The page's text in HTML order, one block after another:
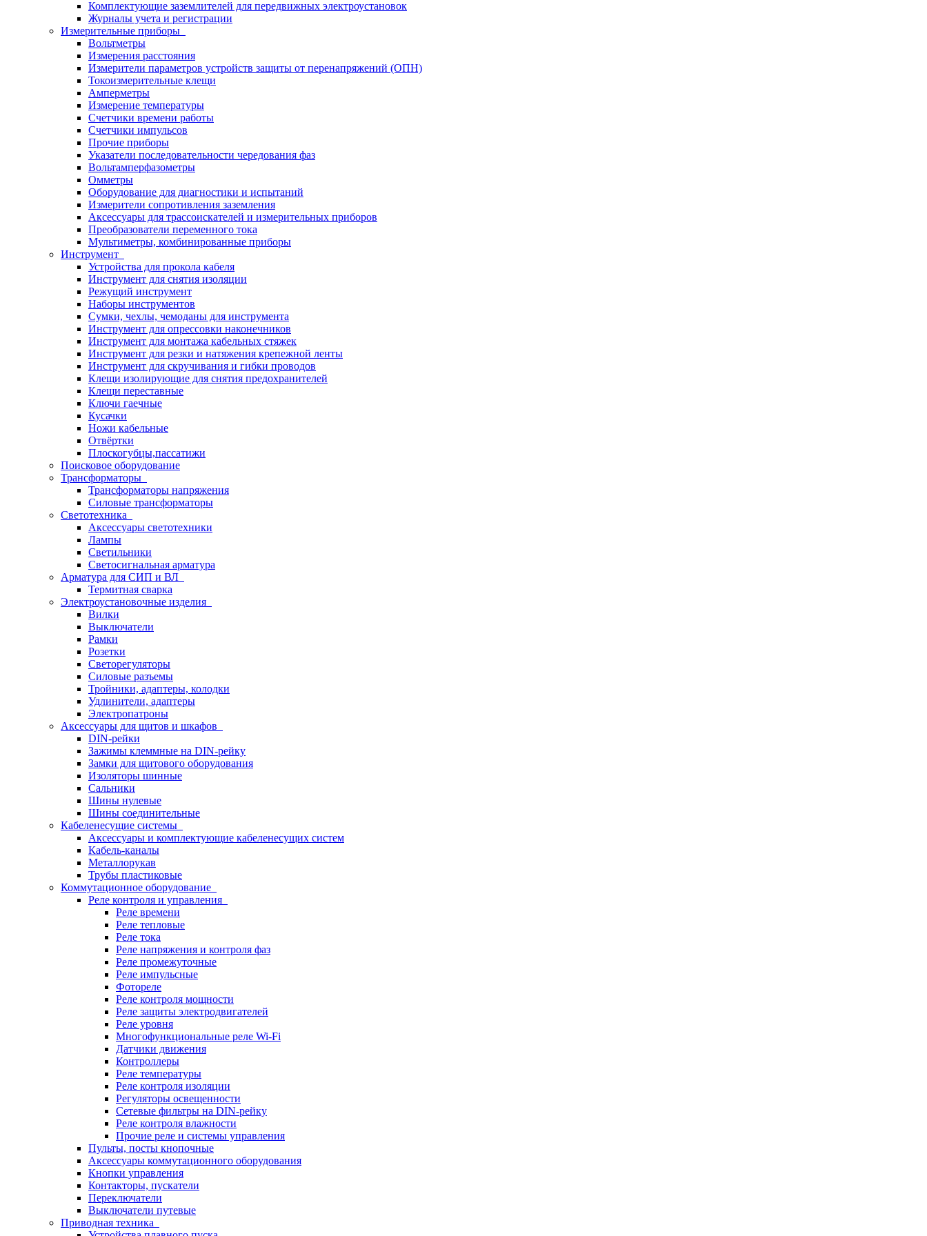
Комплектующие заземлителей для передвижных электроустановок
Журналы учета и регистрации
Измерительные приборы
Вольтметры
Измерения расстояния
Измерители параметров устройств защиты от перенапряжений (ОПН)
Токоизмерительные клещи
Амперметры
Измерение температуры
Счетчики времени работы
Счетчики импульсов
Прочие приборы
Указатели последовательности чередования фаз
Вольтамперфазометры
Омметры
Оборудование для диагностики и испытаний
Измерители сопротивления заземления
Аксессуары для трассоискателей и измерительных приборов
Преобразователи переменного тока
Мультиметры, комбинированные приборы
Инструмент
Устройства для прокола кабеля
Инструмент для снятия изоляции
Режущий инструмент
Наборы инструментов
Сумки, чехлы, чемоданы для инструмента
Инструмент для опрессовки наконечников
Инструмент для монтажа кабельных стяжек
Инструмент для резки и натяжения крепежной ленты
Инструмент для скручивания и гибки проводов
Клещи изолирующие для снятия предохранителей
Клещи переставные
Ключи гаечные
Кусачки
Ножи кабельные
Отвёртки
Плоскогубцы,пассатижи
Поисковое оборудование
Трансформаторы
Трансформаторы напряжения
Силовые трансформаторы
Светотехника
Аксессуары светотехники
Лампы
Светильники
Светосигнальная арматура
Арматура для СИП и ВЛ
Термитная сварка
Электроустановочные изделия
Вилки
Выключатели
Рамки
Розетки
Светорегуляторы
Силовые разъемы
Тройники, адаптеры, колодки
Удлинители, адаптеры
Электропатроны
Аксессуары для щитов и шкафов
DIN-рейки
Зажимы клеммные на DIN-рейку
Замки для щитового оборудования
Изоляторы шинные
Сальники
Шины нулевые
Шины соединительные
Кабеленесущие системы
Аксессуары и комплектующие кабеленесущих систем
Кабель-каналы
Металлорукав
Трубы пластиковые
Коммутационное оборудование
Реле контроля и управления
Реле времени
Реле тепловые
Реле тока
Реле напряжения и контроля фаз
Реле промежуточные
Реле импульсные
Фотореле
Реле контроля мощности
Реле защиты электродвигателей
Реле уровня
Многофункциональные реле Wi-Fi
Датчики движения
Контроллеры
Реле температуры
Реле контроля изоляции
Регуляторы освещенности
Сетевые фильтры на DIN-рейку
Реле контроля влажности
Прочие реле и системы управления
Пульты, посты кнопочные
Аксессуары коммутационного оборудования
Кнопки управления
Контакторы, пускатели
Переключатели
Выключатели путевые
Приводная техника